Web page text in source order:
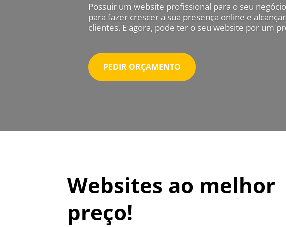
Possuir um website profissional para o seu
para fazer crescer a sua presença online e
clientes. E agora, pode ter o seu website por um
PEDIR ORÇAMENTO
Websites ao melhor
preço!